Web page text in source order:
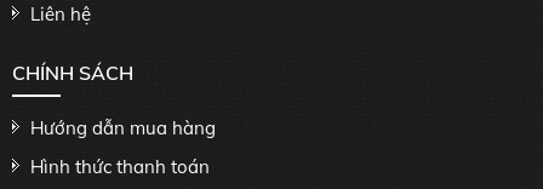
Liên hệ
CHÍNH SÁCH
Hướng dẫn mua hàng
Hình thức thanh toán